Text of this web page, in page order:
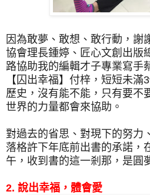
因為敢夢、敢想、敢行動，謝
協會理長鍾婷、匠心文創出版
路協助我的編輯才子專業寫手
【囚出幸福】付梓，短短未
歷史，沒有能不能，只有要不
世界的力量都會來協助。
對過去的省思、對現下的努力
落格許下年底前出書的承諾，
午，收到書的這一剎那，是圓
2. 說出幸福，體會愛